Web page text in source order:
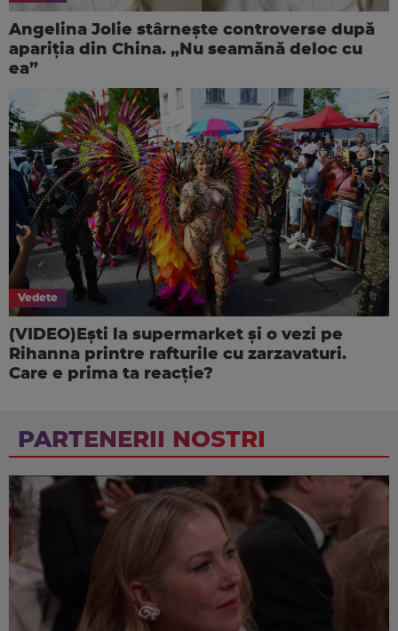
Angelina Jolie stârnește controverse după
apariția din China. „Nu seamănă deloc cu
ea”
Vedete
(VIDEO)Ești la supermarket și o vezi pe
Rihanna printre rafturile cu zarzavaturi.
Care e prima ta reacție?
PARTENERII NOSTRI